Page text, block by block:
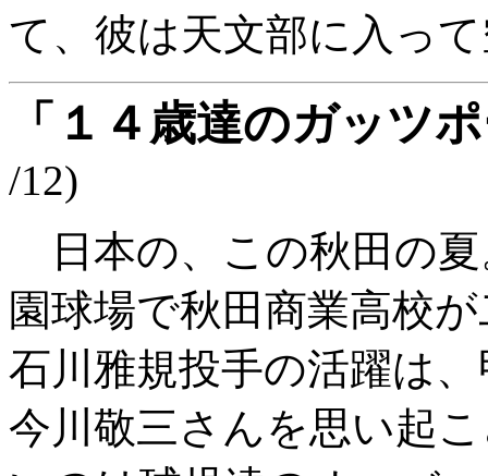
て、彼は天文部に入っ
「１４歳達のガッツ
/12)
日本の、この秋田の
園球場で秋田商業高校
石川雅規投手の活躍は
今川敬三さんを思い起